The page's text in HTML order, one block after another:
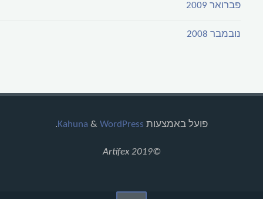
פברואר 2009
נובמבר 2008
פועל באמצעות & WordPress
.
©2019 Artifex